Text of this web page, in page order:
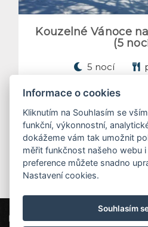
Kouzelné Vánoce
(5
5 nocí
DETAIL
ProFamily Hotel TOP
Informace o cookies
Kliknutím na Souhlasím se
funkční, výkonnostní,
dokážeme vám tak umožnit
měřit funkčnost našeho webu
preference můžete snadno
Nastavení cookies.
Souhlasím